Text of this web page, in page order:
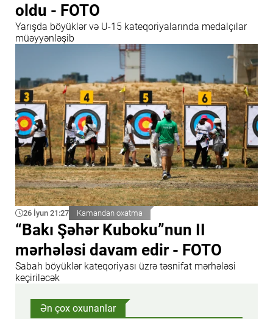
oldu - FOTO
Yarışda böyüklər və U-15 kateqoriyalarında medalçılar
müəyyənləşib
26 İyun 21:27 Kamandan oxatma
“Bakı Şəhər Kuboku”nun II
mərhələsi davam edir - FOTO
Sabah böyüklər kateqoriyası üzrə təsnifat mərhələsi
keçiriləcək
Ən çox oxunanlar